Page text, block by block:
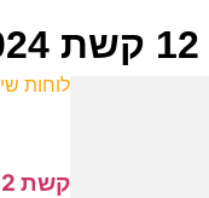
לוחות
קשת 12 07-08-2026